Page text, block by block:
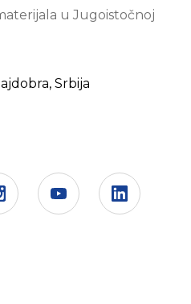
u Jugoistočnoj
Srbija